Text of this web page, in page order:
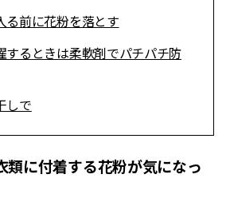
前に花粉を落とす
るときは柔軟剤でパチパチ防
しで
に付着する花粉が気になっ